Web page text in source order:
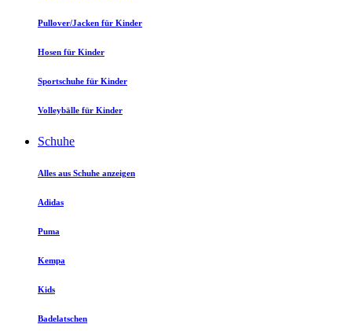
Pullover/Jacken für Kinder
Hosen für Kinder
Sportschuhe für Kinder
Volleybälle für Kinder
Schuhe
Alles aus Schuhe anzeigen
Adidas
Puma
Kempa
Kids
Badelatschen